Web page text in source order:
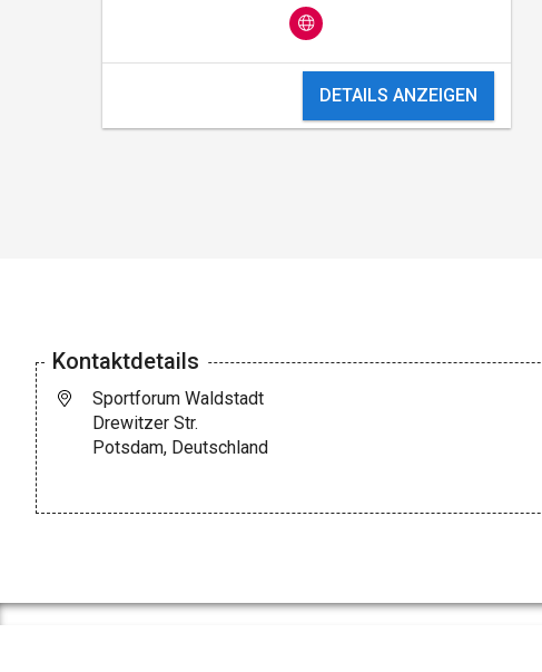
DETAILS ANZEIGEN
Kontaktdetails
Sportforum Waldstadt
Drewitzer Str.
Potsdam, Deutschland